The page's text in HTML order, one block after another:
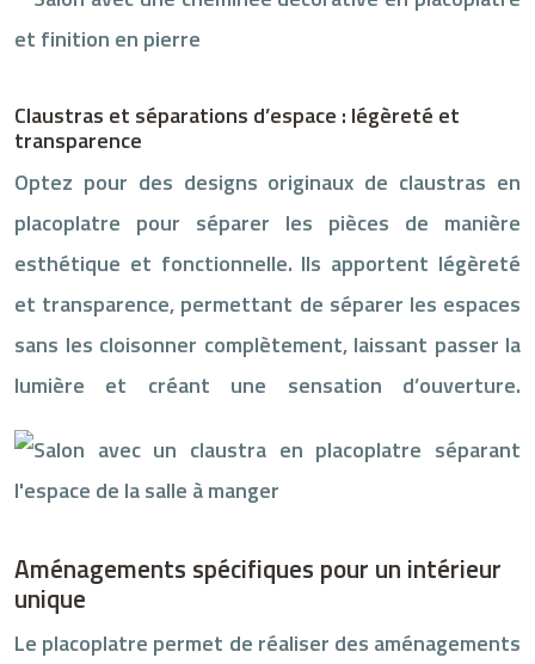
Claustras et séparations d’espace : légèreté et
transparence
Optez pour des designs originaux de claustras en
placoplatre pour séparer les pièces de manière
esthétique et fonctionnelle. Ils apportent légèreté
et transparence, permettant de séparer les espaces
sans les cloisonner complètement, laissant passer la
lumière et créant une sensation d’ouverture.
Aménagements spécifiques pour un intérieur
unique
Le placoplatre permet de réaliser des aménagements